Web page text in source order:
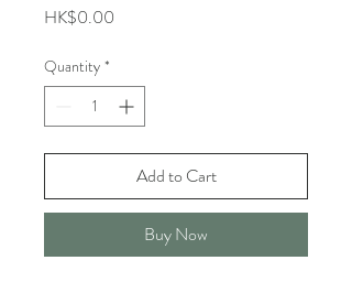
HK$0.00
Quantity *
Add to Cart
Buy Now